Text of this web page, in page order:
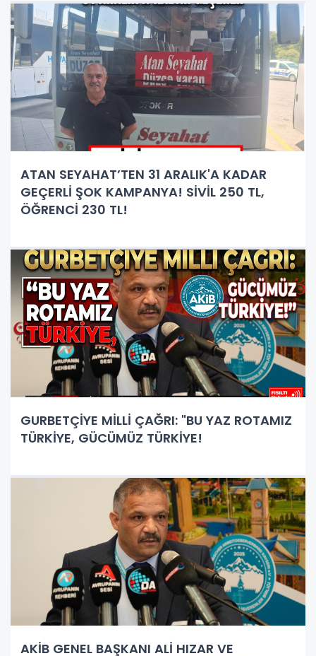
ATAN SEYAHAT’TEN 31 ARALIK'A KADAR
GEÇERLİ ŞOK KAMPANYA! SİVİL 250 TL,
ÖĞRENCİ 230 TL!
GURBETÇİYE MİLLİ ÇAĞRI: "BU YAZ ROTAMIZ
TÜRKİYE, GÜCÜMÜZ TÜRKİYE!
AKİB GENEL BAŞKANI ALİ HIZAR VE